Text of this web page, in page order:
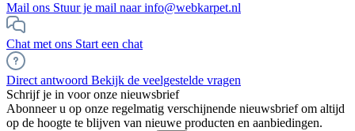
Mail ons Stuur je mail naar info@webkarpet.nl
Chat met ons Start een chat
Direct antwoord Bekijk de veelgestelde vragen
Schrijf je in voor onze nieuwsbrief
Abonneer u op onze regelmatig verschijnende nieuwsbrief om altijd
op de hoogte te blijven van nieuwe producten en aanbiedingen.